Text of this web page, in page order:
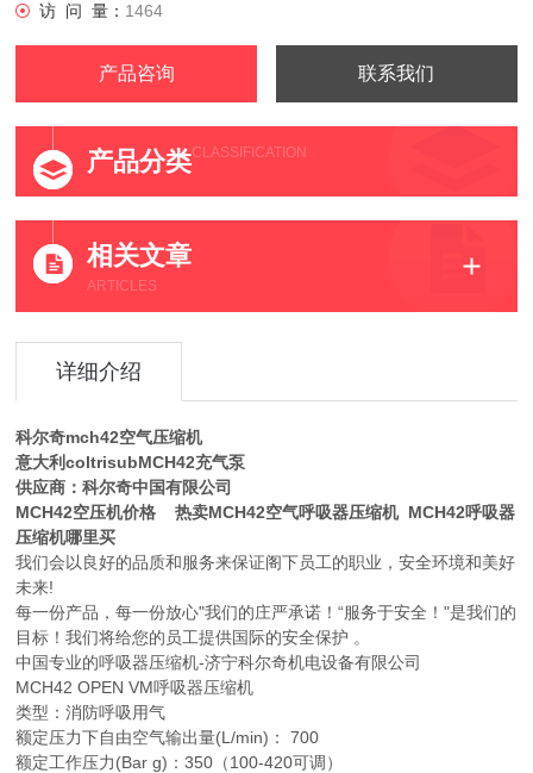
访 问 量： 1464
产品咨询 联系我们
产品分类CLASSIFICATION
相关文章
ARTICLES
详细介绍
科尔奇mch42空气压缩机
意大利coltrisubMCH42充气泵
供应商：科尔奇中国有限公司
MCH42空压机价格 热卖MCH42空气呼吸器压缩机 MCH42呼吸器
压缩机哪里买
我们会以良好的品质和服务来保证阁下员工的职业，安全环境和美好
未来!
每一份产品，每一份放心"我们的庄严承诺！“服务于安全！"是我们的
目标！我们将给您的员工提供国际的安全保护 。
中国专业的呼吸器压缩机-济宁科尔奇机电设备有限公司
MCH42 OPEN VM呼吸器压缩机
类型：消防呼吸用气
额定压力下自由空气输出量(L/min)： 700
额定工作压力(Bar g)：350（100-420可调）